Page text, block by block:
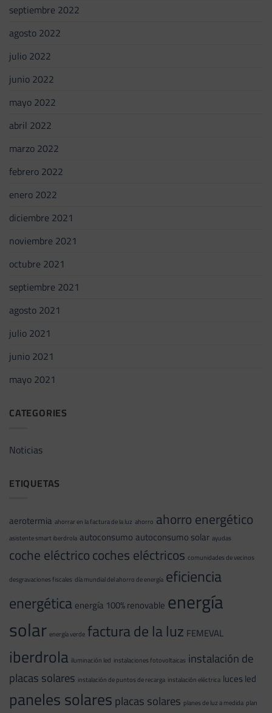
septiembre 2022
agosto 2022
julio 2022
junio 2022
mayo 2022
abril 2022
marzo 2022
febrero 2022
enero 2022
diciembre 2021
noviembre 2021
octubre 2021
septiembre 2021
agosto 2021
julio 2021
junio 2021
mayo 2021
CATEGORIES
Noticias
ETIQUETAS
aerotermia ahorrar en la factura de la luz ahorro ahorro energético
asistente smart iberdrola autoconsumo autoconsumo solar ayudas
coche eléctricocoches eléctricos comunidades de vecinos
desgravaciones fiscales día mundial del ahorro de energía eficiencia
energéticaenergía 100% renovable energía
solar energía verde factura de la luz FEMEVAL
iberdrola iluminación led instalaciones fotovoltaicas instalación de
placas solares instalación de puntos de recarga instalación eléctrica luces led
paneles solaresplacas solares planes de luz a medida plan